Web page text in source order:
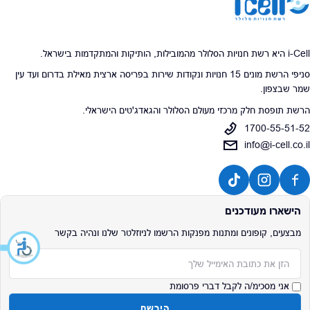
i-Cell היא רשת חנויות הסלולר מהמובילות, הותיקות והמתקדמות בישראל.
סניפי הרשת מונים 15 חנויות ונקודות שירות בפריסה ארצית מאילת בדרום ועד עין
שמר שבצפון.
הרשת תופסת חלק מרכזי מעולם הסלולר והגאדג'טים הישראלי.
1700-55-51-52
info@i-cell.co.il
הישארו מעודכנים
מבצעים, קופונים ומתנות מפנקות הרשמו לניוזלטר שלנו ונהיה בקשר
אני מסכימ/ה לקבל דברי פרסומת